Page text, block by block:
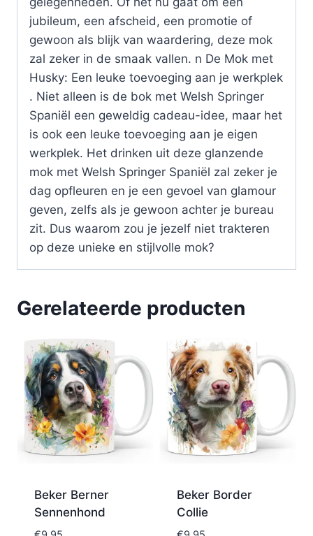
jubileum, een afscheid, een promotie of
gewoon als blijk van waardering, deze mok
zal zeker in de smaak vallen. n De Mok met
Husky: Een leuke toevoeging aan je werkplek
. Niet alleen is de bok met Welsh Springer
Spaniël een geweldig cadeau-idee, maar het
is ook een leuke toevoeging aan je eigen
werkplek. Het drinken uit deze glanzende
mok met Welsh Springer Spaniël zal zeker je
dag opfleuren en je een gevoel van glamour
geven, zelfs als je gewoon achter je bureau
zit. Dus waarom zou je jezelf niet trakteren
op deze unieke en stijlvolle mok?
Gerelateerde producten
Beker Berner
Sennenhond
Beker Border
Collie